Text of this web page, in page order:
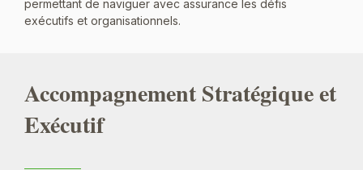
permettant de naviguer avec assurance les défis
exécutifs et organisationnels.
Accompagnement Stratégique et
Exécutif